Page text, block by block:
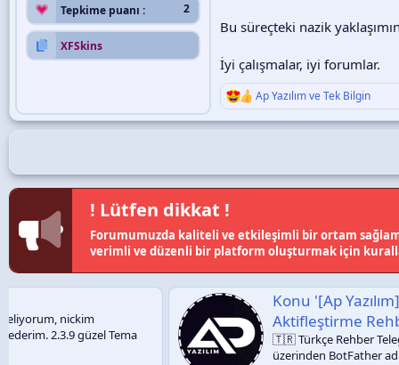
Tepkime puanı 2
XFSkins
Bu süreçteki nazik
İyi çalışmalar, iyi forumlar.
T
p
l
e
r
:
Ap YazılımveTek Bilgin
! Lütfen dikkat !
Forumumuzda kaliteli ve etkileşimli bir ortam
verimli ve düzenli bir platform oluşturmak için
Konu '[Ap Yazılım] Anti Hack
Aktifleştirme Rehberi'
🇹🇷 Türkçe Rehber Telegram Bot Oluşturma ve API
üzerinden BotFather adresine ( BotFather ) girerek